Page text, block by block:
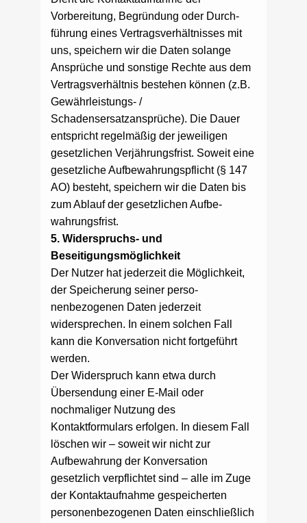
Vorbereitung, Begründung oder Durch-
führung eines Vertragsverhältnisses mit
uns, speichern wir die Daten solange
Ansprüche und sonstige Rechte aus dem
Vertragsverhältnis bestehen können (z.B.
Gewährleistungs- /
Schadensersatzansprüche). Die Dauer
entspricht regelmäßig der jeweiligen
gesetzlichen Verjährungsfrist. Soweit eine
gesetzliche Aufbewahrungspflicht (§ 147
AO) besteht, speichern wir die Daten bis
zum Ablauf der gesetzlichen Aufbe-
wahrungsfrist.
5. Widerspruchs- und
Beseitigungsmöglichkeit
Der Nutzer hat jederzeit die Möglichkeit,
der Speicherung seiner perso-
nenbezogenen Daten jederzeit
widersprechen. In einem solchen Fall
kann die Konversation nicht fortgeführt
werden.
Der Widerspruch kann etwa durch
Übersendung einer E-Mail oder
nochmaliger Nutzung des
Kontaktformulars erfolgen. In diesem Fall
löschen wir – soweit wir nicht zur
Aufbewahrung der Konversation
gesetzlich verpflichtet sind – alle im Zuge
der Kontaktaufnahme gespeicherten
personenbezogenen Daten einschließlich